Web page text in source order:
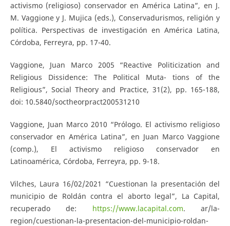
activismo (religioso) conservador en América Latina”, en J.
M. Vaggione y J. Mujica (eds.), Conservadurismos, religión y
política. Perspectivas de investigación en América Latina,
Córdoba, Ferreyra, pp. 17-40.
Vaggione, Juan Marco 2005 “Reactive Politicization and
Religious Dissidence: The Political Muta- tions of the
Religious”, Social Theory and Practice, 31(2), pp. 165-188,
doi: 10.5840/soctheorpract200531210
Vaggione, Juan Marco 2010 “Prólogo. El activismo religioso
conservador en América Latina”, en Juan Marco Vaggione
(comp.), El activismo religioso conservador en
Latinoamérica, Córdoba, Ferreyra, pp. 9-18.
Vilches, Laura 16/02/2021 “Cuestionan la presentación del
municipio de Roldán contra el aborto legal”, La Capital,
recuperado de: https://www.lacapital.com. ar/la-
region/cuestionan-la-presentacion-del-municipio-roldan-